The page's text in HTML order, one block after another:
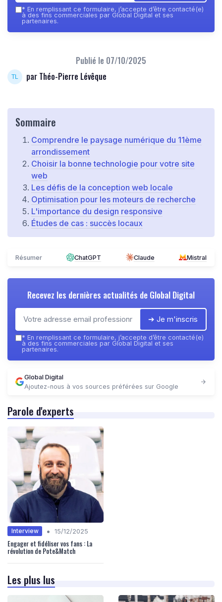
* En remplissant ce formulaire, j’accepte d’être contacté(e)
à des fins commerciales par Global Digital et ses
partenaires.
Publié le 07/10/2025
par Théo-Pierre Lévêque
Sommaire
Comprendre le paysage numérique du 11ème
arrondissement
Choisir la bonne technologie pour votre site
web
Les défis de la conception web locale
Optimisation pour les moteurs de recherche
L'importance du design responsive
Études de cas : succès locaux
Résumer ChatGPT Claude Mistral
Recevez les dernières actualités de Global Digital
➔ Je m'inscris
* En remplissant ce formulaire, j’accepte d’être contacté(e)
à des fins commerciales par Global Digital et ses
partenaires.
Global Digital
Ajoutez-nous à vos sources préférées sur Google
Parole d'experts
Interview • 15/12/2025
Engager et fidéliser vos fans : La
révolution de Pote&Match
Les plus lus